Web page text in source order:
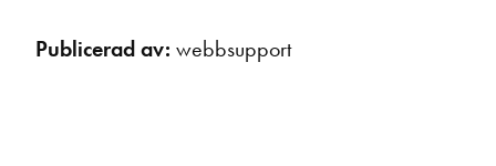
Publicerad av: webbsupport